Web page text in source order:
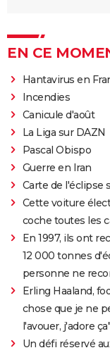
EN CE
Hantavirus en
Incendies
Canicule d'août
La Liga sur DAZN
Pascal Obispo
Guerre en Iran
Carte de l'éclipse
Cette voiture
coche toutes les
En 1997, ils ont
12 000 tonnes
personne ne
Erling Haaland,
chose que je ne
l'avouer, j'adore ça"
Un défi réservé